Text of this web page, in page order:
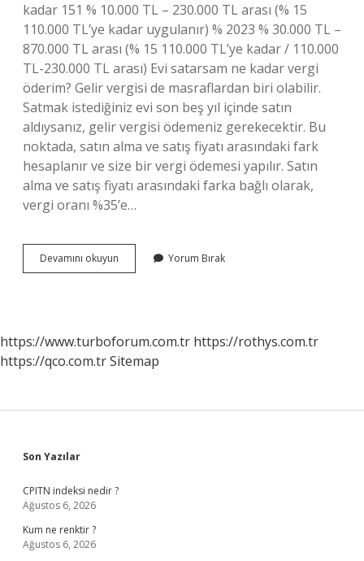
kadar 151 % 10.000 TL – 230.000 TL arası (% 15
110.000 TL’ye kadar uygulanır) % 2023 % 30.000 TL –
870.000 TL arası (% 15 110.000 TL’ye kadar / 110.000
TL-230.000 TL arası) Evi satarsam ne kadar vergi
öderim? Gelir vergisi de masraflardan biri olabilir.
Satmak istediğiniz evi son beş yıl içinde satın
aldıysanız, gelir vergisi ödemeniz gerekecektir. Bu
noktada, satın alma ve satış fiyatı arasındaki fark
hesaplanır ve size bir vergi ödemesi yapılır. Satın
alma ve satış fiyatı arasındaki farka bağlı olarak,
vergi oranı %35’e…
Devamını okuyun
Satarken
Yorum Bırak
https://www.turboforum.com.tr https://rothys.com.tr
https://qco.com.trSitemap
Sidebar
Son Yazılar
CPITN indeksi nedir ?
Ağustos 6, 2026
Kum ne renktir ?
Ağustos 6, 2026